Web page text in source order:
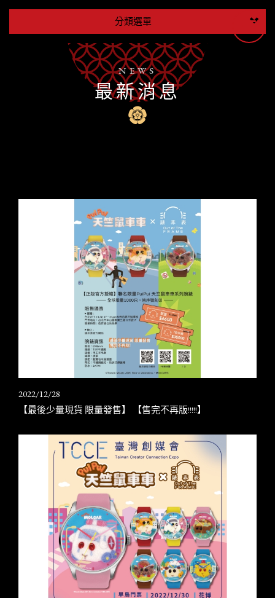
分類選單
NEWS
最新消息
2022/12/28
【最後少量現貨 限量發售】 【售完不再版!!!!!】